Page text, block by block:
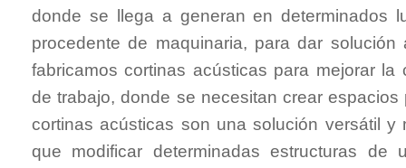
donde se llega a generan en determinados
procedente de maquinaria, para dar
fabricamos cortinas acústicas para mejorar
de trabajo, donde se necesitan crear
cortinas acústicas son una solución versátil y
que modificar determinadas estructuras de